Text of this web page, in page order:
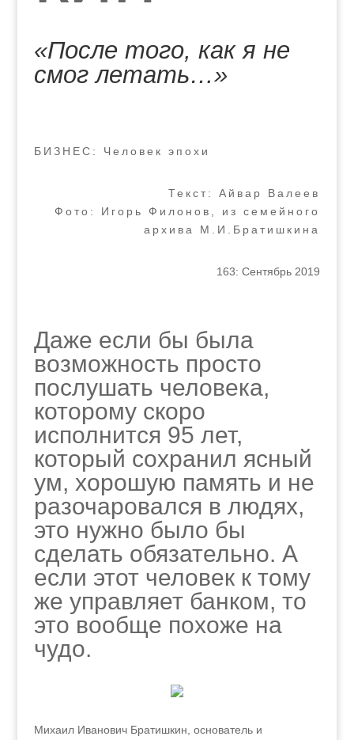
«После того, как я не
смог летать…»
БИЗНЕС: Человек эпохи
Текст: Айвар Валеев
Фото: Игорь Филонов, из семейного
архива М.И.Братишкина
163: Сентябрь 2019
Даже если бы была
возможность просто
послушать человека,
которому скоро
исполнится 95 лет,
который сохранил ясный
ум, хорошую память и не
разочаровался в людях,
это нужно было бы
сделать обязательно. А
если этот человек к тому
же управляет банком, то
это вообще похоже на
чудо.
Михаил Иванович Братишкин, основатель и